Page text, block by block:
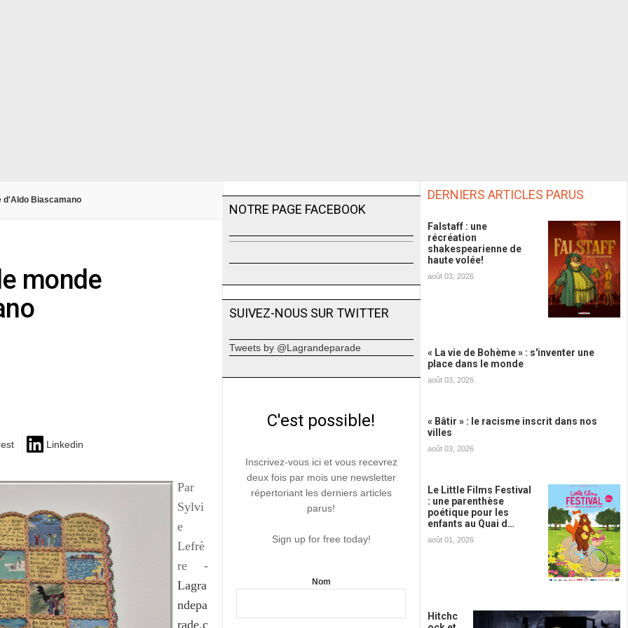
d'Aldo Biascamano
monde
Linkedin
Par
Sylvi
e
Lefrè
re -
Lagra
ndepa
rade.c
NOTRE PAGE FACEBOOK
SUIVEZ-NOUS SUR TWITTER
Tweets by @Lagrandeparade
C'est possible!
Inscrivez-vous ici et vous recevrez
deux fois par mois une newsletter
répertoriant les derniers articles
parus!
Sign up for free today!
Nom
DERNIERS ARTICLES PARUS
Falstaff : une
récréation
shakespearienne de
haute volée!
août 03, 2026
« La vie de Bohème » : s'inventer une
place dans le monde
août 03, 2026
« Bâtir » : le racisme inscrit dans nos
villes
août 03, 2026
Le Little Films Festival
: une parenthèse
poétique pour les
enfants au Quai d…
août 01, 2026
Hitchc